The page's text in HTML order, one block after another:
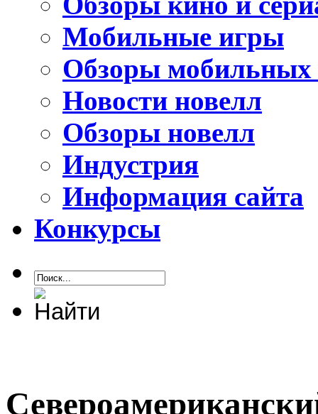
Мобильные игры
Обзоры мобильных
Новости новелл
Обзоры новелл
Индустрия
Информация сайта
Конкурсы